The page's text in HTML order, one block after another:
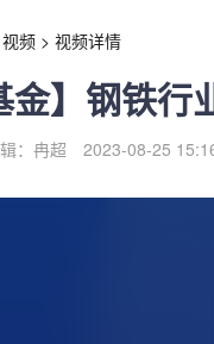
视频 > 视频详情
金】钢铁
：冉超 2023-08-25